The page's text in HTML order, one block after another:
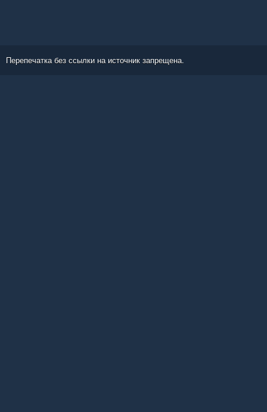
Перепечатка без ссылки на источник запрещена.